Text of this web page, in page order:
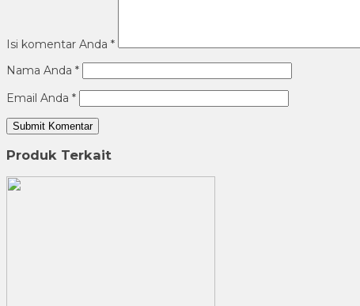
Isi komentar Anda *
Nama Anda *
Email Anda *
Produk Terkait